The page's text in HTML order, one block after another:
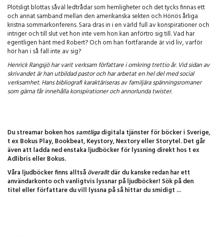
Plötsligt blottas såväl ledtrådar som hemligheter och det tycks finnas ett
och annat samband mellan den amerikanska sekten och Hönös årliga
kristna sommarkonferens. Sara dras in i en värld full av konspirationer och
intriger och till slut vet hon inte vem hon kan anförtro sig till. Vad har
egentligen hänt med Robert? Och om han fortfarande är vid liv, varför
hör han i så fall inte av sig?
Henrick Rangsjö har varit verksam författare i omkring trettio år. Vid sidan av
skrivandet är han utbildad pastor och har arbetat en hel del med social
verksamhet. Hans bibliografi karaktäriseras av familjära spänningsromaner
som gärna får innehålla konspirationer och annorlunda twister.
Du streamar boken hossamtligadigitala tjänster för böcker i Sverige,
t ex Bokus Play, Bookbeat, Keystory, Nextory eller Storytel. Det går
även att ladda ned enstaka ljudböcker för lyssning direkt hos t ex
Adlibris eller Bokus.
Våra ljudböcker finns alltsåöveralltdär du kanske redan har ett
användarkonto och vanligtvis lyssnar på ljudböcker! Sök på den
titel eller författare du vill lyssna på så hittar du smidigt ...